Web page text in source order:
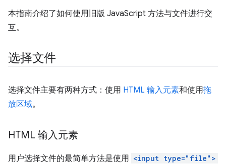
本指南介绍了如何使用旧版 JavaScript 方法与文件进行交
互。
选择文件
选择文件主要有两种方式：使用 HTML 输入元素和使用拖
放区域。
HTML 输入元素
用户选择文件的最简单方法是使用 <input type="file">